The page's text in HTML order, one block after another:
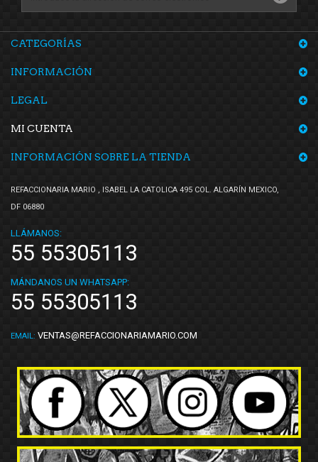
CATEGORÍAS
INFORMACIÓN
LEGAL
MI CUENTA
INFORMACIÓN SOBRE LA TIENDA
REFACCIONARIA MARIO , ISABEL LA CATOLICA 495 COL. ALGARÍN MEXICO,
DF 06880
LLÁMANOS:
55 55305113
MÁNDANOS UN WHATSAPP:
55 55305113
EMAIL: VENTAS@REFACCIONARIAMARIO.COM